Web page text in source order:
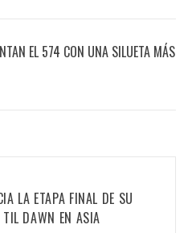
EL 574 CON UNA SILUETA MÁS
LA ETAPA FINAL DE SU
DAWN EN ASIA